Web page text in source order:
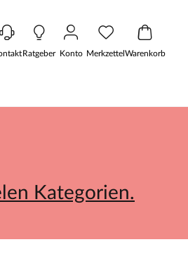
Ratgeber Konto MerkzettelWarenkorb
Kategorien.